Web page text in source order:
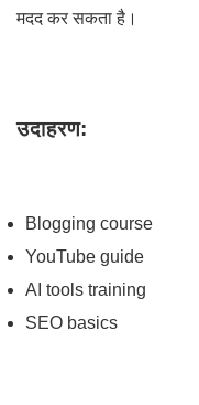
मदद कर सकता है।
उदाहरण:
Blogging course
YouTube guide
AI tools training
SEO basics